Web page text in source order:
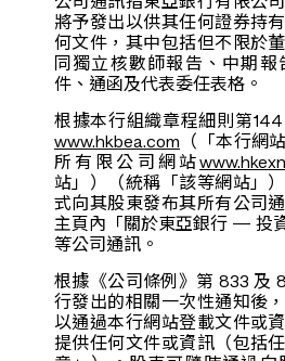
將予發出以供其任何證券持
何文件，其中包括但不限於
同獨立核數師報告、中期
件、通函及代表委任表格。
根據本行組織章程細則第
www.hkbea.com （「本行網
所有限公司網站
站」）（統稱「該等網站」
式向其股東發布其所有公司
主頁內「關於東亞銀行 — 投
等公司通訊。
根據《公司條例》第 833 及
行發出的相關一次性通知後
以通過本行網站登載文件或
提供任何文件或資訊（包括